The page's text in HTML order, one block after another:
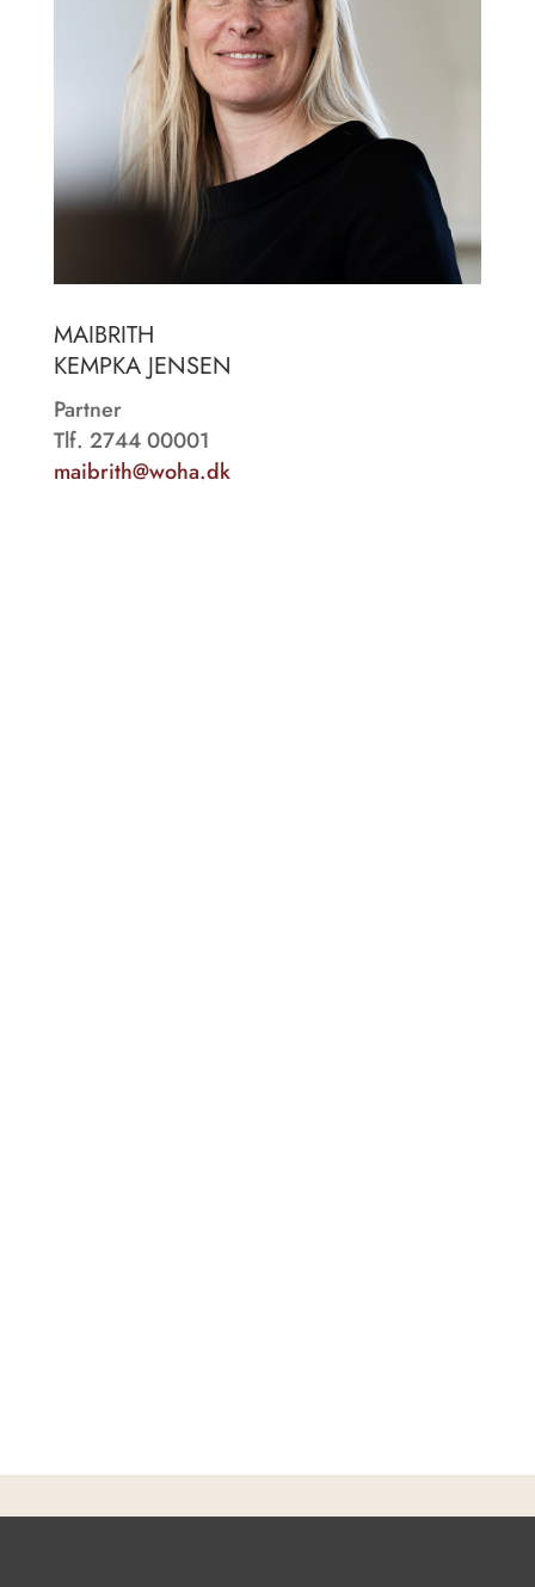
MAIBRITH
KEMPKA JENSEN
Partner
Tlf. 2744 00001
maibrith@woha.dk